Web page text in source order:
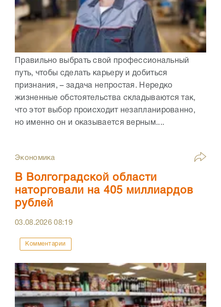
Правильно выбрать свой профессиональный
путь, чтобы сделать карьеру и добиться
признания, – задача непростая. Нередко
жизненные обстоятельства складываются так,
что этот выбор происходит незапланированно,
но именно он и оказывается верным....
Экономика
В Волгоградской области
наторговали на 405 миллиардов
рублей
03.08.202608:19
Комментарии